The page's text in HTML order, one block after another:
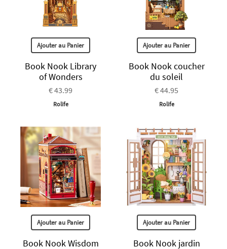
Ajouter au Panier
Book Nook Library
of Wonders
€ 43.99
Rolife
Ajouter au Panier
Book Nook coucher
du soleil
€ 44.95
Rolife
Ajouter au Panier
Book Nook Wisdom
Ajouter au Panier
Book Nook jardin